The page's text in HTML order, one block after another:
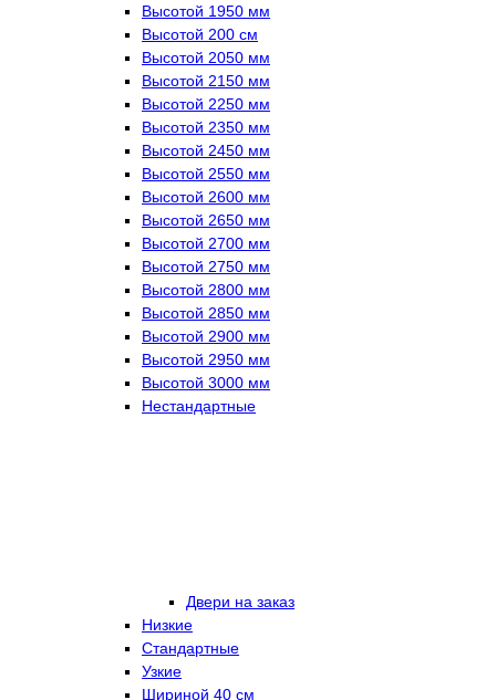
Высотой 1950 мм
Высотой 200 см
Высотой 2050 мм
Высотой 2150 мм
Высотой 2250 мм
Высотой 2350 мм
Высотой 2450 мм
Высотой 2550 мм
Высотой 2600 мм
Высотой 2650 мм
Высотой 2700 мм
Высотой 2750 мм
Высотой 2800 мм
Высотой 2850 мм
Высотой 2900 мм
Высотой 2950 мм
Высотой 3000 мм
Нестандартные
Двери на заказ
Низкие
Стандартные
Узкие
Шириной 40 см